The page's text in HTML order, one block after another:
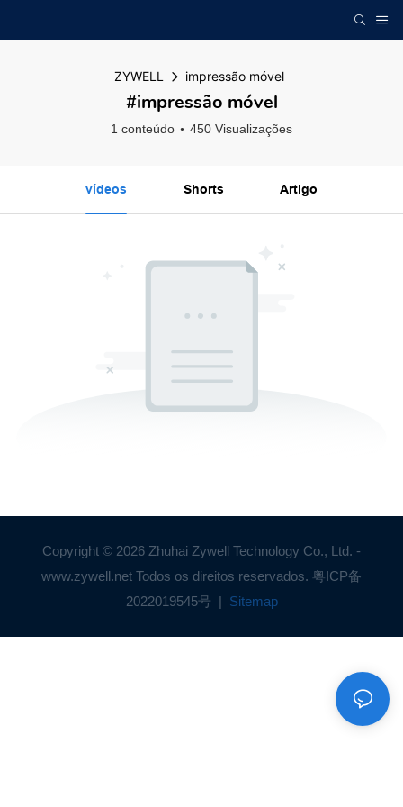
ZYWELL impressão móvel
#impressão móvel
1 conteúdo 450 Visualizações
vídeos Shorts Artigo
Copyright © 2026 Zhuhai Zywell Technology Co., Ltd. -
www.zywell.net Todos os direitos reservados. 粤ICP备
2022019545号 | Sitemap